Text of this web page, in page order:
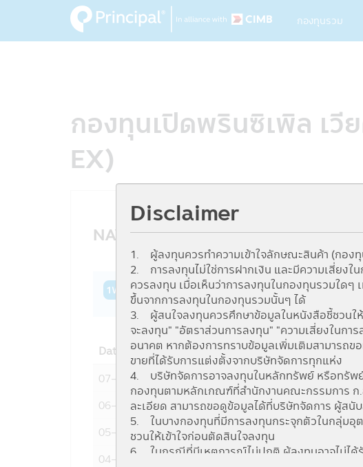
Disclaimer
1. ผู้ลงทุนควรทำความเข้าใจลักษณะสินค้า (กอง
2. การลงทุนไม่ใช่การฝากเงิน และมีความเสี่ยง
ควรลงทุน เมื่อเห็นว่าการลงทุนในกองทุนรวมใด
ขึ้นจากการลงทุนในกองทุนรวมนั้นๆ ได้
3. ผู้สนใจลงทุนควรศึกษาข้อมูลในหนังสือชี้ชวนให้
จะลงทุน" "อัตราส่วนการลงทุน" "ความเสี่ยงในกา
อนาคต หากต้องการทราบข้อมูลเพิ่มเติมสามารถ
ขายที่ได้รับการแต่งตั้งจากบริษัทจัดการทุกแห่ง
4. บริษัทจัดการอาจลงทุนในหลักทรัพย์ หรือทรัพ
กองทุนตามหลักเกณฑ์ที่สำนักงานคณะกรรมการ ก
ละเอียด สามารถขอดูข้อมูลได้ที่บริษัทจัดการ ผู้ส
5. ในบางกองทุนที่มีการลงทุนกระจุกตัวในกลุ่มอุ
ชวนให้เข้าใจก่อนตัดสินใจลงทุน
6. ในกรณีที่มีเหตุการณ์ไม่ปกติ ผู้ลงทุนอาจไม่ได้รั
main
Main
กองทุนรวม
กองทุนเปิดพรินซิเพิล เวี
EX)
NAV History
1W 1M 3M 6M YTD 1Y 3Y 5Y
Date NAV
07-08-2026
9.4155
06-08-2026
9.4130
05-08-2026
9.4796
04-08-2026